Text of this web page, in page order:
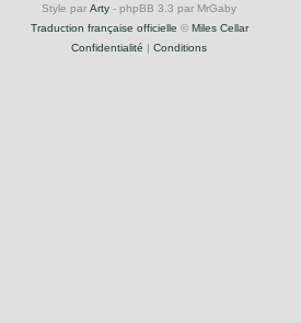
Style par Arty - phpBB 3.3 par MrGaby
Traduction française officielle © Miles Cellar
Confidentialité | Conditions